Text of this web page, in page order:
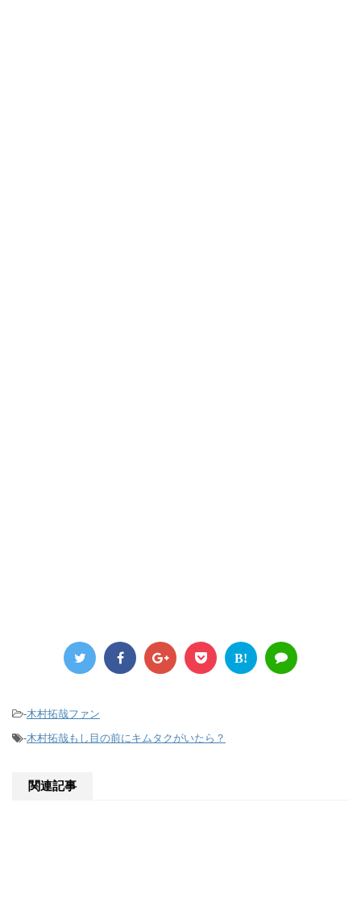
B!
-木村拓哉ファン
-木村拓哉もし目の前にキムタクがいたら？
関連記事